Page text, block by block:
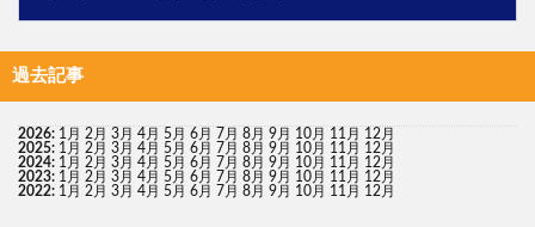
過去記事
2026: 1月 2月 3月 4月 5月 6月 7月 8月 9月 10月 11月 12月
2025: 1月 2月 3月 4月 5月 6月 7月 8月 9月 10月 11月 12月
2024: 1月 2月 3月 4月 5月 6月 7月 8月 9月 10月 11月 12月
2023: 1月 2月 3月 4月 5月 6月 7月 8月 9月 10月 11月 12月
2022: 1月 2月 3月 4月 5月 6月 7月 8月 9月 10月 11月 12月